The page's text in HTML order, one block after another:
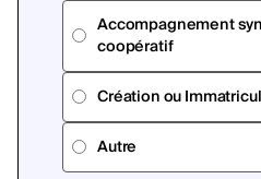
Accompagnement
coopératif
Création ou
Autre